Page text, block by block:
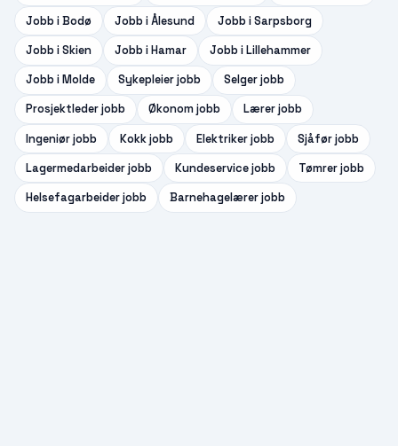
Jobb iBodø Jobb iÅlesund Jobb iSarpsborg
Jobb iSkien Jobb iHamar Jobb iLillehammer
Jobb iMolde Sykepleierjobb Selgerjobb
Prosjektlederjobb Økonomjobb Lærerjobb
Ingeniørjobb Kokkjobb Elektrikerjobb Sjåførjobb
Lagermedarbeiderjobb Kundeservicejobb Tømrerjobb
Helsefagarbeiderjobb Barnehagelærerjobb